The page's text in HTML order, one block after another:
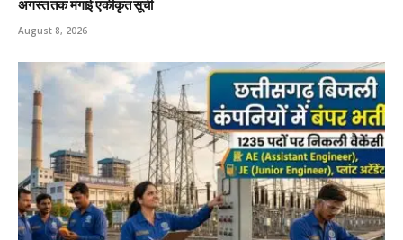
अगस्त तक मंगाई एकीकृत सूची
August 8, 2026